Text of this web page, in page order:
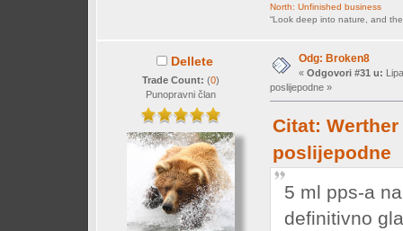
North: Unfinished business
“Look deep into nature, and
Dellete
Trade Count: (0)
Punopravni član
Odg: Broken8
« Odgovori #31 u:
poslijepodne »
Citat:
poslijepodne
5 ml pps-a
definitivno